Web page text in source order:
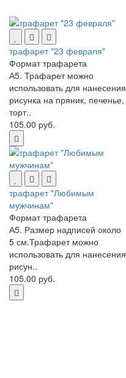
трафарет "23 февраля"
Формат трафарета
А5. Трафарет можно
использовать для нанесения
рисунка на пряник, печенье,
торт..
105.00 руб.
трафарет "Любимым
мужчинам"
Формат трафарета
А5. Размер надписей около
5 см.Трафарет можно
использовать для нанесения
рисун..
105.00 руб.